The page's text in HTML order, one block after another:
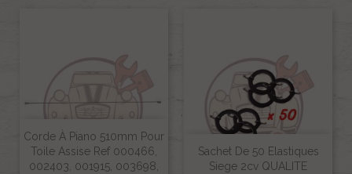
Corde À Piano 510mm Pour
Toile Assise Ref 000466,
002403, 001915, 003698,
Sachet De 50 Elastiques
Siege 2cv QUALITE